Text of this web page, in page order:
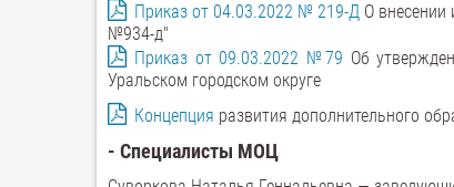
Приказ от 04.03.2022 № 219-Д О внесении
№934-д"
Приказ от 09.03.2022 №79 Об
Уральском городском округе
Концепция развития дополнительного
- Специалисты МОЦ